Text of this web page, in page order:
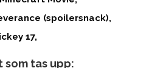
(spoilersnack),
17,
som tas upp: